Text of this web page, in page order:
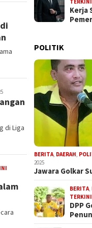
di Liga
Satria
Kerja
POLITIK
BERITA DAERAH
2025
Jawara Golkar
BERITA
TERKINI
DPP